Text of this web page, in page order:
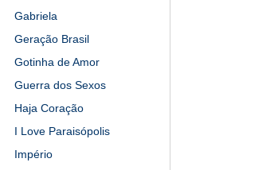
Gabriela
Geração Brasil
Gotinha de Amor
Guerra dos Sexos
Haja Coração
I Love Paraisópolis
Império